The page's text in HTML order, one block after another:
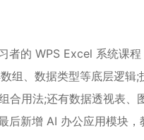
者的 WPS Excel 系统课
组、数据类型等底层逻辑
合用法;还有数据透视表
后新增 AI 办公应用模块